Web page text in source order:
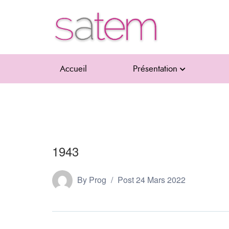
Accueil Présentation
1943
By Prog Post24 Mars 2022